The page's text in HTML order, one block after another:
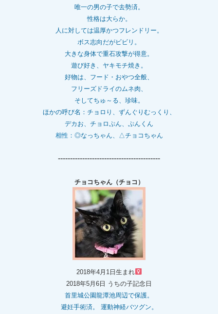
唯一の男の子で去勢済。
性格は大らか。
人に対しては温厚かつフレンドリー。
ボス志向だがビビリ。
大きな身体で重石攻撃が得意。
遊び好き、ヤキモチ焼き。
好物は、フード・おやつ全般、
フリーズドライのムネ肉、
そしてちゅ～る、珍味。
ほかの呼び名：チョロり、ずんぐりむっくり、
デカお、チョロぷん、ぷんくん
相性： ◎なっちゃん、△チョコちゃん
------------------------------------------
チョコちゃん（チョコ）
2018年4月1日生まれ
2018年5月6日 うちの子記念日
首里城公園龍潭池周辺で保護。
避妊手術済。 運動神経バツグン。